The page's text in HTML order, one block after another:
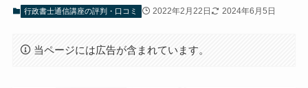
行政書士通信講座の評判・口コミ 2022年2月22日 2024年6月5日
当ページには広告が含まれています。